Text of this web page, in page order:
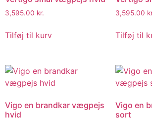
3,595.00 kr.
Tilføj til kurv
3,595.00
Tilføj til
Vigo en brandkar vægpejs
hvid
Vigo en
sort